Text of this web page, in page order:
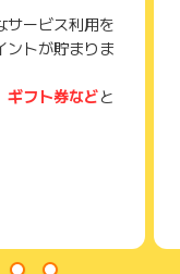
サービス利用を
ントが貯まりま
ギフト券などと